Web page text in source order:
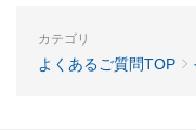
カテゴリ
よくあるご質問TOP